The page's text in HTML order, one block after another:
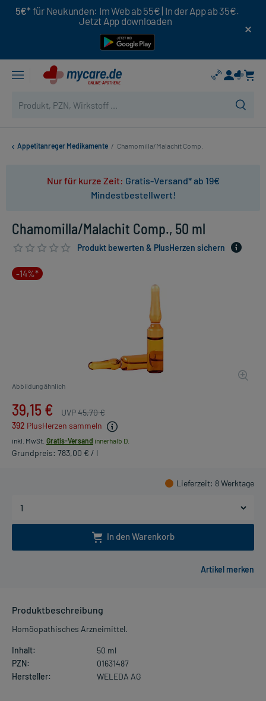
5€* für Neukunden: Im Web ab 55€ | In der App ab 35€.
Jetzt App downloaden
Appetitanreger Medikamente / Chamomilla/Malachit Comp.
Nur für kurze Zeit: Gratis-Versand* ab 19€
Mindestbestellwert!
Chamomilla/Malachit Comp., 50 ml
Produkt bewerten & PlusHerzen sichern
-14%*
Abbildung ähnlich
39,15 € UVP45,70 €
392 PlusHerzen sammeln
inkl. MwSt. Gratis-Versand innerhalb D.
Grundpreis: 783,00 € / l
Lieferzeit: 8 Werktage
In den Warenkorb
Produktbeschreibung
Homöopathisches Arzneimittel.
Inhalt:
50 ml
PZN:
01631487
Hersteller:
WELEDA AG